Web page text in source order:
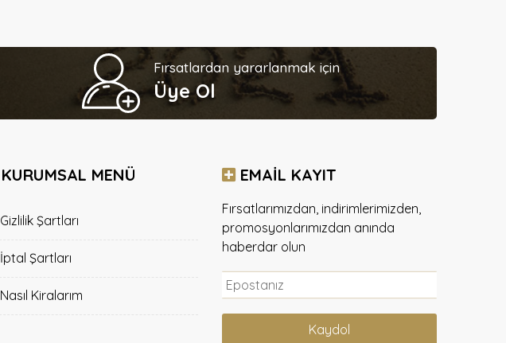
Fırsatlardan yararlanmak için
Üye Ol
KURUMSAL MENÜ
Gizlilik Şartları
İptal Şartları
Nasıl Kiralarım
EMAIL KAYIT
Fırsatlarımızdan, indirimlerimizden,
promosyonlarımızdan anında
haberdar olun
Kaydol